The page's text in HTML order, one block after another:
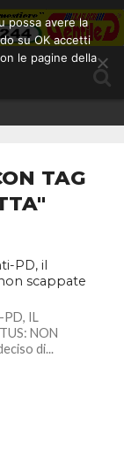
TAG
PD, il
scappate
PD, IL
NON
di...
possa avere la
su OK accetti
le pagine della